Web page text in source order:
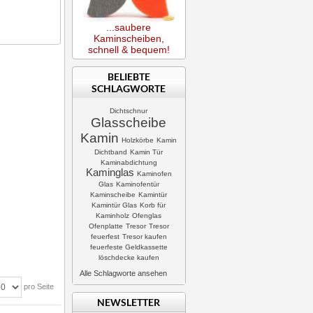
pro Seite
...saubere
Kaminscheiben,
schnell & bequem!
BELIEBTE
SCHLAGWORTE
Dichtschnur
Glasscheibe
Kamin Holzkörbe Kamin
Dichtband Kamin Tür
Kaminabdichtung
Kaminglas Kaminofen
Glas Kaminofentür
Kaminscheibe Kamintür
Kamintür Glas Korb für
Kaminholz Ofenglas
Ofenplatte Tresor Tresor
feuerfest Tresor kaufen
feuerfeste Geldkassette
löschdecke kaufen
Alle Schlagworte ansehen
NEWSLETTER